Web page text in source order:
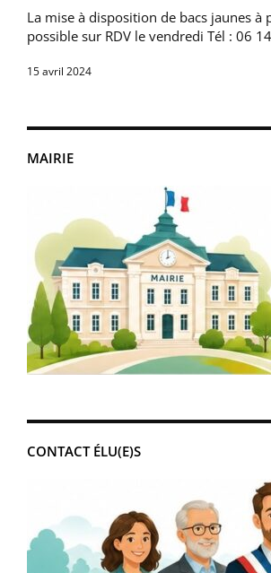
MAIRIE
CONTACT ÉLU(E)S
La mise à disposition de bacs jaunes
possible sur RDV le vendredi Tél : 06
15 avril 2024